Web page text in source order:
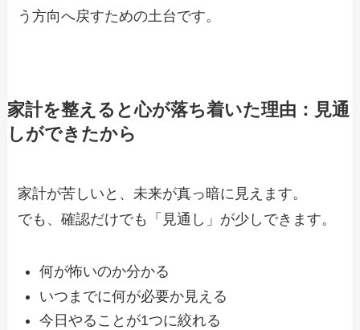
う方向へ戻すための土台です。
家計を整えると心が落ち着いた理由：見通
しができたから
家計が苦しいと、未来が真っ暗に見えます。
でも、確認だけでも「見通し」が少しできます。
何が怖いのか分かる
いつまでに何が必要か見える
今日やることが1つに絞れる